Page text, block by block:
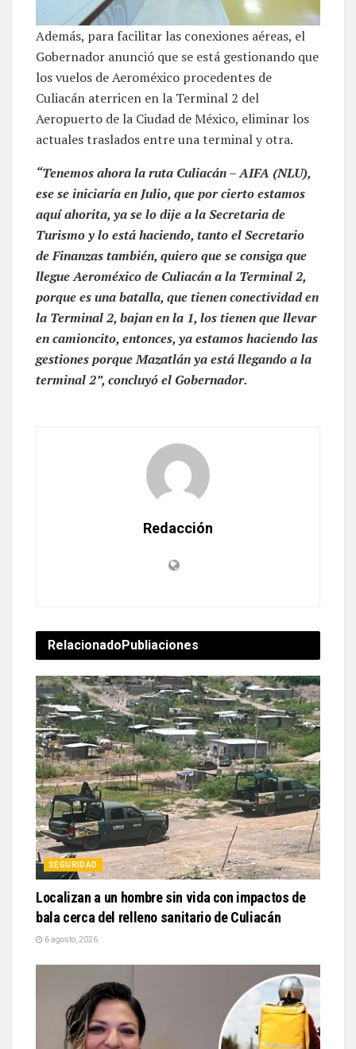
Además, para facilitar las conexiones aéreas, el
Gobernador anunció que se está gestionando que
los vuelos de Aeroméxico procedentes de
Culiacán aterricen en la Terminal 2 del
Aeropuerto de la Ciudad de México, eliminar los
actuales traslados entre una terminal y otra.
“Tenemos ahora la ruta Culiacán – AIFA (NLU),
ese se iniciaría en Julio, que por cierto estamos
aquí ahorita, ya se lo dije a la Secretaria de
Turismo y lo está haciendo, tanto el Secretario
de Finanzas también, quiero que se consiga que
llegue Aeroméxico de Culiacán a la Terminal 2,
porque es una batalla, que tienen conectividad en
la Terminal 2, bajan en la 1, los tienen que llevar
en camioncito, entonces, ya estamos haciendo las
gestiones porque Mazatlán ya está llegando a la
terminal 2”, concluyó el Gobernador.
Redacción
Relacionado Publiaciones
SEGURIDAD
Localizan a un hombre sin vida con impactos de
bala cerca del relleno sanitario de Culiacán
6 agosto, 2026